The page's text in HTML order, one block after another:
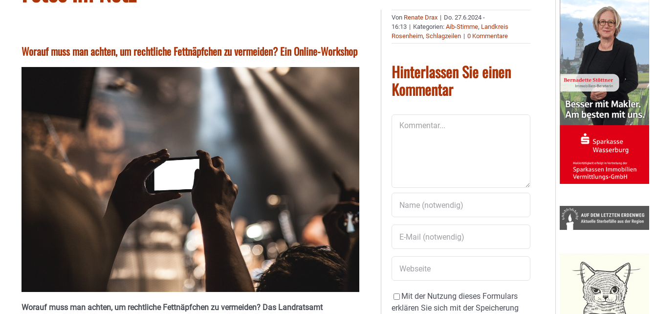
Worauf muss man achten, um rechtliche Fettnäpfchen zu vermeiden? Ein Online-Workshop
Worauf muss man achten, um rechtliche Fettnäpfchen zu vermeiden? Das Landratsamt
Von Renate Drax | Do. 27.6.2024 -
16:13 | Kategorien:Aib-Stimme, Landkreis
Rosenheim,Schlagzeilen | 0 Kommentare
Hinterlassen Sie einen
Kommentar
Mit der Nutzung dieses Formulars
erklären Sie sich mit der Speicherung